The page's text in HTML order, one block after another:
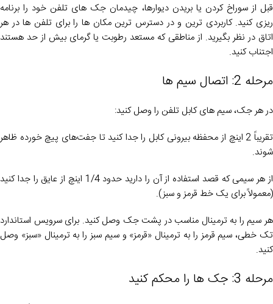
قبل از سوراخ کردن یا بریدن دیوارها، چیدمان جک های تلفن خود را برنامه
ریزی کنید. کاربردی ترین و در دسترس ترین مکان ها را برای تلفن ها در هر
اتاق در نظر بگیرید. از مناطقی که مستعد رطوبت یا گرمای بیش از حد هستند
اجتناب کنید.
مرحله 2: اتصال سیم ها
در هر جک، سیم های کابل تلفن را وصل کنید:
تقریباً 2 اینچ از محفظه بیرونی کابل را جدا کنید تا جفت‌های پیچ خورده ظاهر
شوند.
از هر سیمی که قصد استفاده از آن را دارید حدود 1/4 اینچ از عایق را جدا کنید
(معمولاً برای یک خط قرمز و سبز).
هر سیم را به ترمینال مناسب در پشت جک وصل کنید. برای سرویس استاندارد
تک خطی، سیم قرمز را به ترمینال «قرمز» و سیم سبز را به ترمینال «سبز» وصل
کنید.
مرحله 3: جک ها را محکم کنید